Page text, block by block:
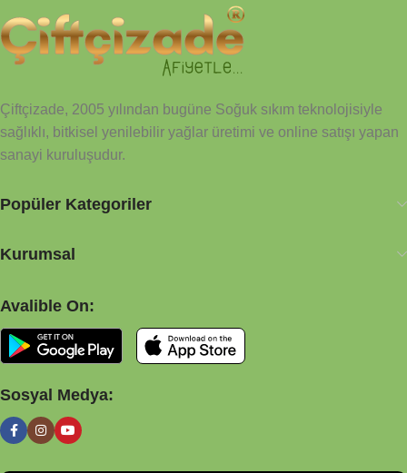
çekirdeklerinden sezonunda soğuk sıkım tekniğiyle üretilmiştir.
Tamamen organik kağıt filtreden geçirilerek, asit değerinin yükselme
hızı yavaşlatılmış ve lezzeti korunmuştur. Hiçbir katkı maddesi ve
Çiftçizade, 2005 yılından bugüne Soğuk sıkım teknolojisiyle
sağlıklı, bitkisel yenilebilir yağlar üretimi ve online satışı yapan
sanayi kuruluşudur.
Popüler Kategoriler
Kurumsal
Avalible On:
Sosyal Medya: